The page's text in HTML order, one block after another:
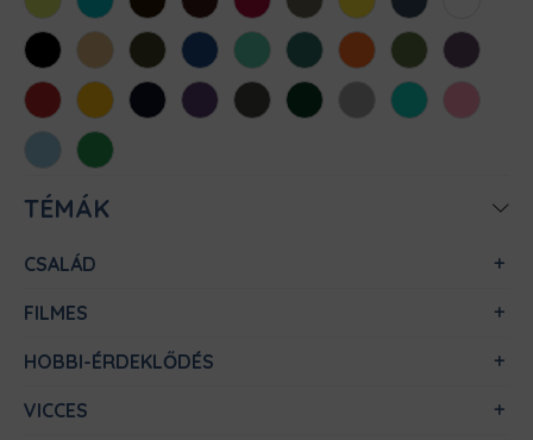
FeketeHomokKhaki KirálykékMentaMéregzöld
NarancsOliva Padlizsán
Piros SárgaSötétkékSötétlilaSötétszürke
SötétzöldSportszürke
Türkiz
Világos
rózsaszín
Világoskék
Zöld
TÉMÁK
CSALÁD
FILMES
HOBBI-ÉRDEKLŐDÉS
VICCES